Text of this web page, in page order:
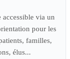
via un
pour les
familles,
élus...